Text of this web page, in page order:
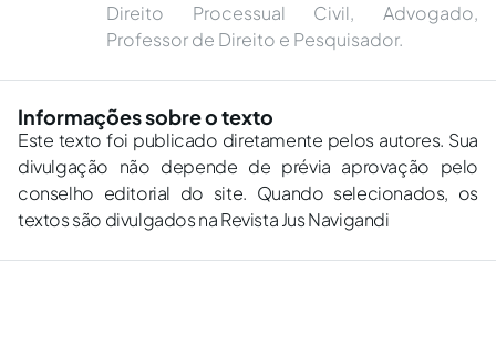
Direito Processual Civil, Advogado,
Professor de Direito e Pesquisador.
Informações sobre o texto
Este texto foi publicado diretamente pelos autores. Sua
divulgação não depende de prévia aprovação pelo
conselho editorial do site. Quando selecionados, os
textos são divulgados na Revista Jus Navigandi